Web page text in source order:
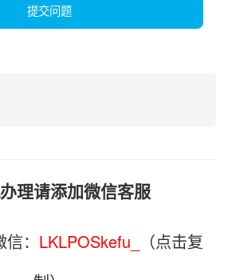
提交问题
理请添加微信客服
： LKLPOSkefu_
（点击复